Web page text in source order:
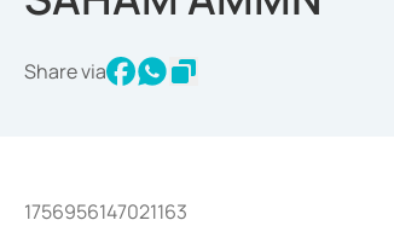
Share via
1756956147021163